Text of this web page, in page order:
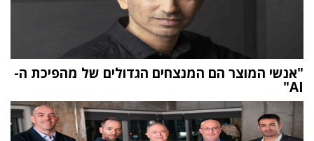
"אנשי המוצר הם המנצחים הגדולים של מהפיכת ה-
AI"